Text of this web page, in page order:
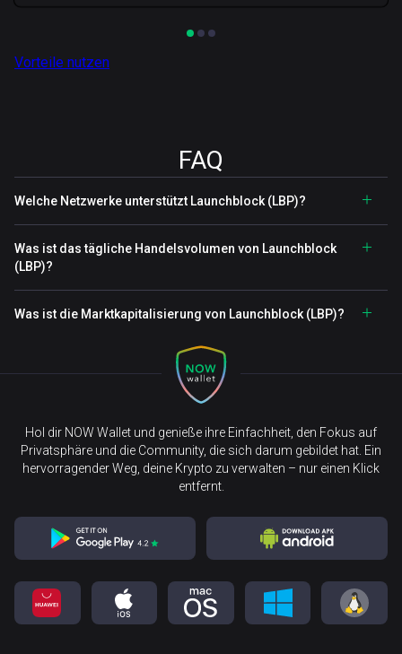
Vorteile nutzen
FAQ
Welche Netzwerke unterstützt Launchblock (LBP)?
Was ist das tägliche Handelsvolumen von Launchblock
(LBP)?
Was ist die Marktkapitalisierung von Launchblock (LBP)?
Hol dir NOW Wallet und genieße ihre Einfachheit, den Fokus auf
Privatsphäre und die Community, die sich darum gebildet hat. Ein
hervorragender Weg, deine Krypto zu verwalten – nur einen Klick
entfernt.